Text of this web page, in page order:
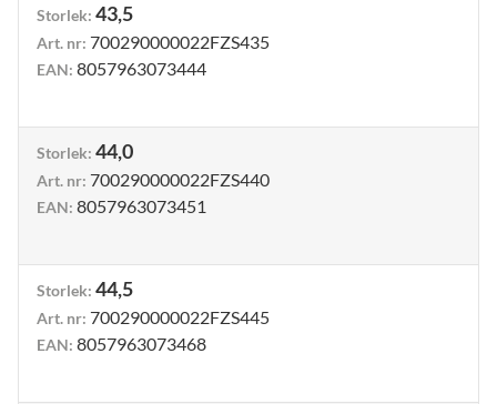
Storlek: 43,5
Art. nr: 700290000022FZS435
EAN: 8057963073444
Storlek: 44,0
Art. nr: 700290000022FZS440
EAN: 8057963073451
Storlek: 44,5
Art. nr: 700290000022FZS445
EAN: 8057963073468